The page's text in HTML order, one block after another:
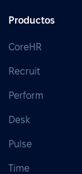
Productos
CoreHR
Recruit
Perform
Desk
Pulse
Time